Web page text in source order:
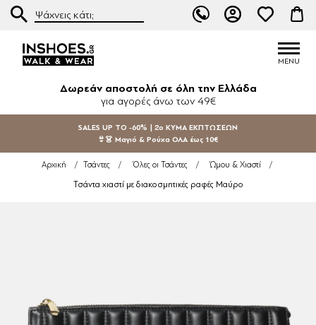
Δωρεάν αποστολή σε όλη την Ελλάδα
για αγορές άνω των 49€
SALES UP TO -60% | 2ο ΚΥΜΑ ΕΚΠΤΩΣΕΩΝ
👙👗 Μαγιό & Ρούχα ΟΛΑ έως 10€
Αρχική / Τσάντες / Όλες οι Τσάντες / Ώμου & Χιαστί /
Τσάντα χιαστί με διακοσμητικές ραφές Μαύρο